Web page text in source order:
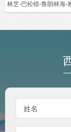
林芝-巴松错-鲁朗林海-
姓名